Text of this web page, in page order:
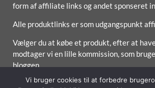
form af affiliate links og andet sponseret
Alle produktlinks er som udgangspunkt
Vælger du at købe et produkt, efter at
modtager vi en lille kommission, som
bloggen.
Vi bruger cookies til at forbedre